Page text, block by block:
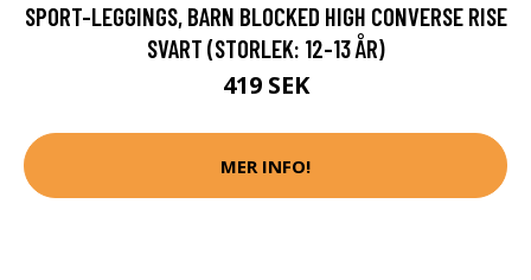
SPORT-LEGGINGS, BARN BLOCKED HIGH CONVERSE RISE
SVART (STORLEK: 12-13 ÅR)
419 SEK
MER INFO!